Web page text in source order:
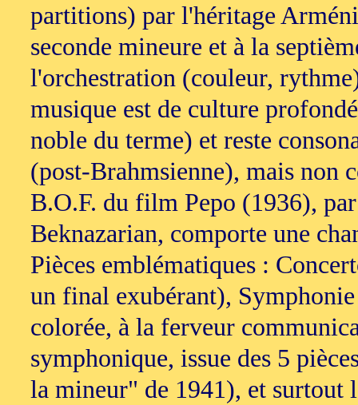
partitions) par l'héritage
seconde mineure et à la
l'orchestration (couleur,
musique est de culture
noble du terme) et reste
(post-Brahmsienne), mais non
B.O.F. du film Pepo (1936),
Beknazarian, comporte une
Pièces emblématiques :
un final exubérant),
colorée, à la ferveur
symphonique, issue des 5
la mineur" de 1941), et surtout